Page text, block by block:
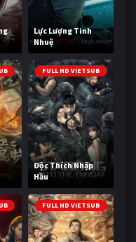
Lực Lượng Tinh
Nhuệ
FULL HD VIETSUB
Độc Thích Nhập
Hầu
FULL HD VIETSUB